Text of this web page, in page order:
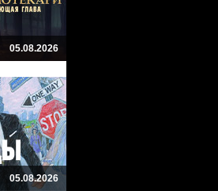
05.08.2026
05.08.2026